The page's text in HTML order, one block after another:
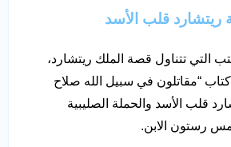
ريتشارد قلب الأسد
التي تتناول قصة الملك ريتشارد،
كتاب “مقاتلون في سبيل الله صلاح
قلب الأسد والحملة الصليبية
رستون الابن.